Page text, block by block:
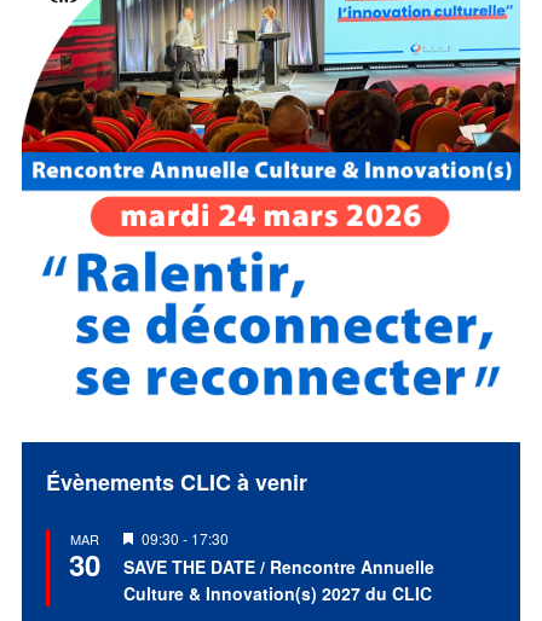
Évènements CLIC à venir
MAR
30
Mis
en
avant
09:30 - 17:30
SAVE THE DATE / Rencontre Annuelle
Culture & Innovation(s) 2027 du CLIC